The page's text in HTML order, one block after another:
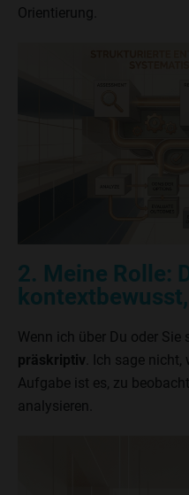
Orientierung.
2. Meine Rolle:
Wenn ich über Du oder Sie
präskriptiv . Ich sage
Aufgabe ist es, zu
analysieren.